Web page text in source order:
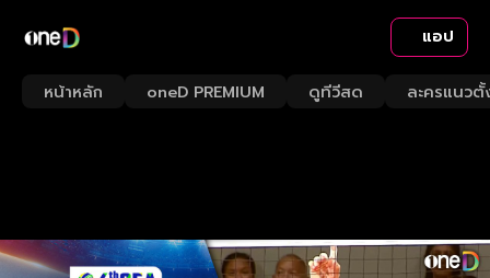
แอป
หน้าหลัก oneD PREMIUM ดูทีวีสด ละครแนวตั้